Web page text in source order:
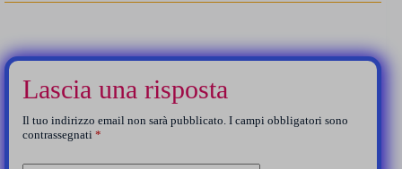
Lascia una risposta
Il tuo indirizzo email non sarà pubblicato. I campi obbligatori sono
contrassegnati *